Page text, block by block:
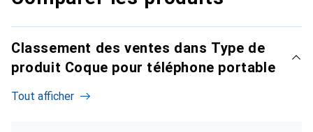
Classement des ventes dans Type de
produit Coque pour téléphone portable
Tout afficher